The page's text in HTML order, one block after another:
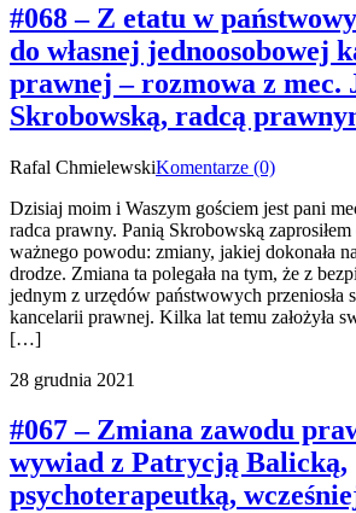
#068 – Z etatu w
do własnej jednoosobowej
prawnej – rozmowa z mec.
Skrobowską, radcą
Rafal ChmielewskiKomentarze (0)
Dzisiaj moim i Waszym gościem jest pani
radca prawny. Panią Skrobowską
ważnego powodu: zmiany, jakiej dokonała
drodze. Zmiana ta polegała na tym, że z
jednym z urzędów państwowych przeniosła
kancelarii prawnej. Kilka lat temu założyła
[…]
28 grudnia 2021
#067 – Zmiana zawodu
wywiad z Patrycją Balicką,
psychoterapeutką,